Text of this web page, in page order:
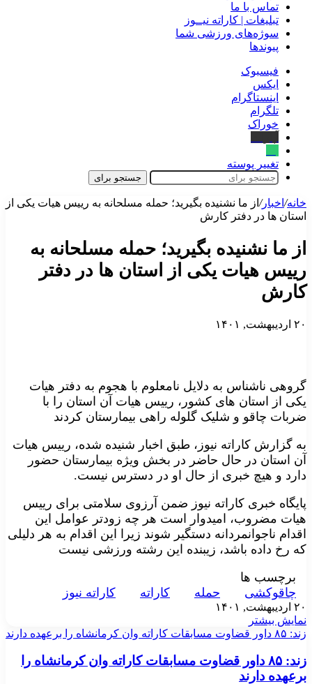
تماس‌ با‌ ما
تبلیغات | کاراته نیــوز
سوژه‌های ورزشی شما
پیوندها
فیسبوک
ایکس
اینستاگرام
تلگرام
خوراک
تغییر پوسته
جستجو برای
خانه/ اخبار/ از ما نشنیده بگیرید؛ حمله مسلحانه به رییس هیات یکی از
استان ها در دفتر کارش
از ما نشنیده بگیرید؛ حمله مسلحانه به
رییس هیات یکی از استان ها در دفتر
کارش
۲۰ اردیبهشت, ۱۴۰۱
گروهی ناشناس به دلایل نامعلوم با هجوم به دفتر هیات
یکی از استان های کشور، رییس هیات آن استان را با
ضربات چاقو و شلیک گلوله راهی بیمارستان کردند
به گزارش کاراته نیوز، طبق اخبار شنیده شده، رییس هیات
آن استان در حال حاضر در بخش ویژه بیمارستان حضور
دارد و هیچ خبری از حال او در دسترس نیست.
پایگاه خبری کاراته نیوز ضمن آرزوی سلامتی برای رییس
هیات مضروب، امیدوار است هر چه زودتر عوامل این
اقدام ناجوانمردانه دستگیر شوند زیرا این اقدام به هر دلیلی
که رخ داده باشد، زیبنده این رشته ورزشی نیست
برچسب ها
چاقوکشی
حمله کاراته کاراته نیوز
۲۰ اردیبهشت, ۱۴۰۱
نمایش بیشتر
زند: ۸۵ داور قضاوت مسابقات کاراته وان کرمانشاه را برعهده دارند
زند: ۸۵ داور قضاوت مسابقات کاراته وان کرمانشاه را
برعهده دارند